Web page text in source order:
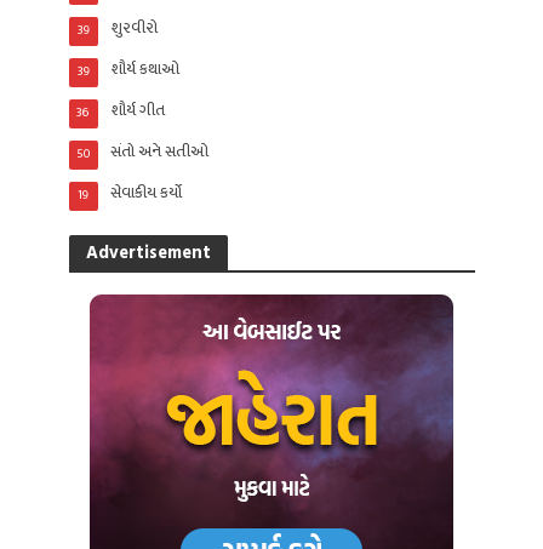
શુરવીરો
39
શૌર્ય કથાઓ
39
શૌર્ય ગીત
36
સંતો અને સતીઓ
50
સેવાકીય કર્યો
19
Advertisement